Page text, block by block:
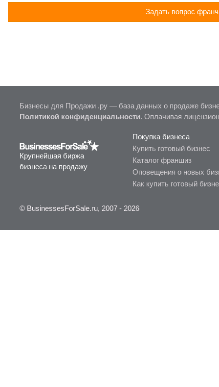
Задать вопрос
Бизнесы для Продажи .ру — база данных о продаже
Политикой конфиденциальности. Оплачивая
Крупнейшая биржа
бизнеса на продажу
Покупка бизнеса
Купить готовый бизнес
Каталог франшиз
Оповещения о новых
Как купить готовый
© BusinessesForSale.ru, 2007 - 2026